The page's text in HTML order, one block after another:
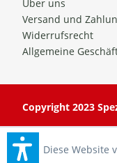
Über uns
Versand und
Widerrufsrecht
Allgemeine
Copyright 2023
Diese Website